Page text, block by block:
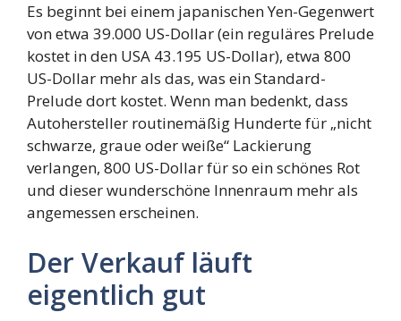
Es beginnt bei einem japanischen Yen-Gegenwert
von etwa 39.000 US-Dollar (ein reguläres Prelude
kostet in den USA 43.195 US-Dollar), etwa 800
US-Dollar mehr als das, was ein Standard-
Prelude dort kostet. Wenn man bedenkt, dass
Autohersteller routinemäßig Hunderte für „nicht
schwarze, graue oder weiße“ Lackierung
verlangen, 800 US-Dollar für so ein schönes Rot
und dieser wunderschöne Innenraum mehr als
angemessen erscheinen.
Der Verkauf läuft
eigentlich gut